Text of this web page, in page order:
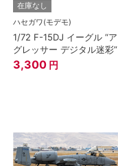
在庫なし
ハセガワ(モデモ)
1/72 F-15DJ イーグル “ア
グレッサー デジタル迷彩”
3,300 円